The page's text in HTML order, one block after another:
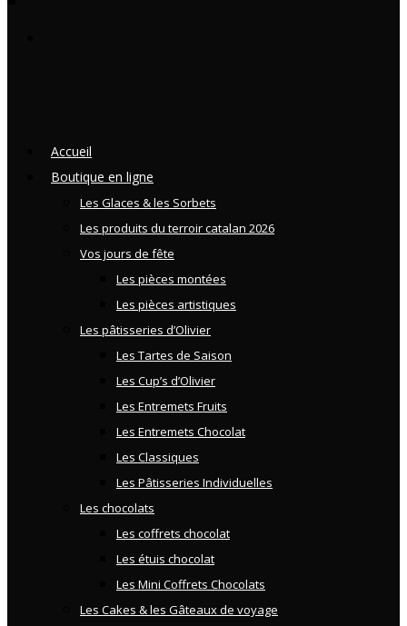
Accueil
Boutique en ligne
Les Glaces & les Sorbets
Les produits du terroir catalan 2026
Vos jours de fête
Les pièces montées
Les pièces artistiques
Les pâtisseries d’Olivier
Les Tartes de Saison
Les Cup’s d’Olivier
Les Entremets Fruits
Les Entremets Chocolat
Les Classiques
Les Pâtisseries Individuelles
Les chocolats
Les coffrets chocolat
Les étuis chocolat
Les Mini Coffrets Chocolats
Les Cakes & les Gâteaux de voyage